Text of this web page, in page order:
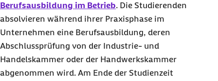
Berufsausbildung im Betrieb. Die Studierenden
absolvieren während ihrer Praxisphase im
Unternehmen eine Berufsausbildung, deren
Abschlussprüfung von der Industrie- und
Handelskammer oder der Handwerkskammer
abgenommen wird. Am Ende der Studienzeit